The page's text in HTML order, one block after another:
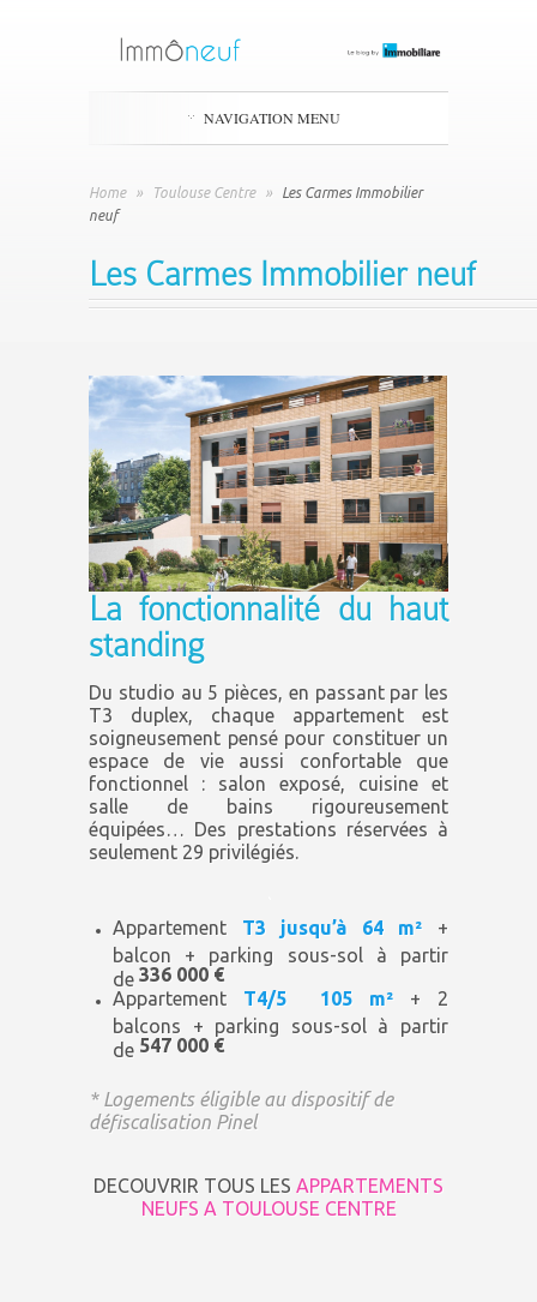
NAVIGATION MENU
Home » Toulouse Centre »
Les Carmes Immobilier
neuf
Les Carmes Immobilier neuf
La fonctionnalité du haut
standing
Du studio au 5 pièces, en passant par les
T3 duplex, chaque appartement est
soigneusement pensé pour constituer un
espace de vie aussi confortable que
fonctionnel : salon exposé, cuisine et
salle de bains rigoureusement
équipées… Des prestations réservées à
seulement 29 privilégiés.
Appartement T3 jusqu’à 64 m² +
balcon + parking sous-sol à partir
de 336 000 €
Appartement T4/5 105 m² + 2
balcons + parking sous-sol à partir
de 547 000 €
* Logements éligible au dispositif de
défiscalisation Pinel
DECOUVRIR TOUS LES APPARTEMENTS
NEUFS A TOULOUSE CENTRE